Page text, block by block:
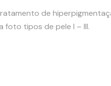
de
foto tipos de pele I – III.